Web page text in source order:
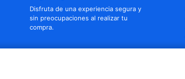
Disfruta de una experiencia segura y
sin preocupaciones al realizar tu
compra.